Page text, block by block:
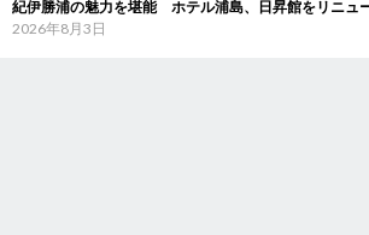
紀伊勝浦の魅力を堪能 ホテル浦島、日昇館をリニュ
2026年8月3日